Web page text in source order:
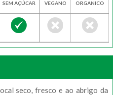
SEM AÇÚCAR VEGANO ORGANICO
seco, fresco e ao abrigo da